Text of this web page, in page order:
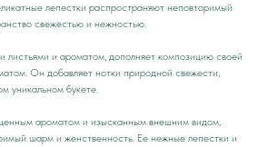
лепестки распространяют неповторимый
свежестью и нежностью.
листьями и ароматом, дополняет композицию своей
Он добавляет нотки природной свежести,
уникальном букете.
ароматом и изысканным внешним видом,
шарм и женственность. Ее нежные лепестки и